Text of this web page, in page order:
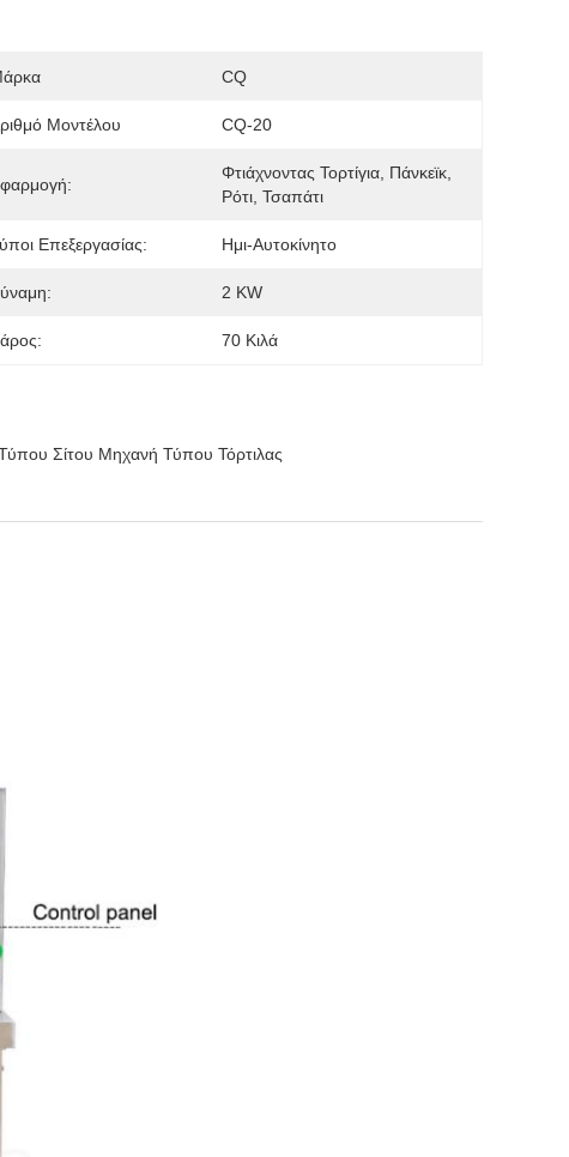
CQ
Μοντέλου CQ-20
Φτιάχνοντας Τορτίγια, Πάνκεϊκ,
Ρότι, Τσαπάτι
Επεξεργασίας: Ημι-Αυτοκίνητο
2 KW
70 Κιλά
Σίτου Μηχανή Τύπου Τόρτιλας